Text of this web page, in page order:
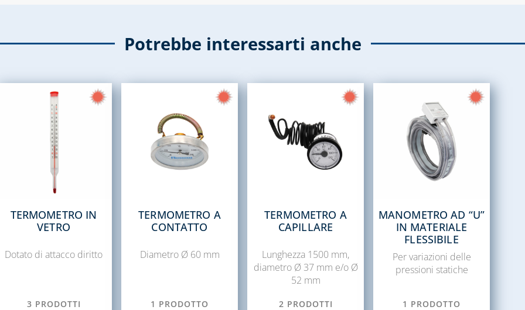
Potrebbe interessarti anche
TERMOMETRO IN
VETRO
Dotato di attacco diritto
3 PRODOTTI
TERMOMETRO A
CONTATTO
Diametro Ø 60 mm
1 PRODOTTO
TERMOMETRO A
CAPILLARE
Lunghezza 1500 mm,
diametro Ø 37 mm e/o Ø
52 mm
2 PRODOTTI
MANOMETRO AD “U”
IN MATERIALE
FLESSIBILE
Per variazioni delle
pressioni statiche
1 PRODOTTO